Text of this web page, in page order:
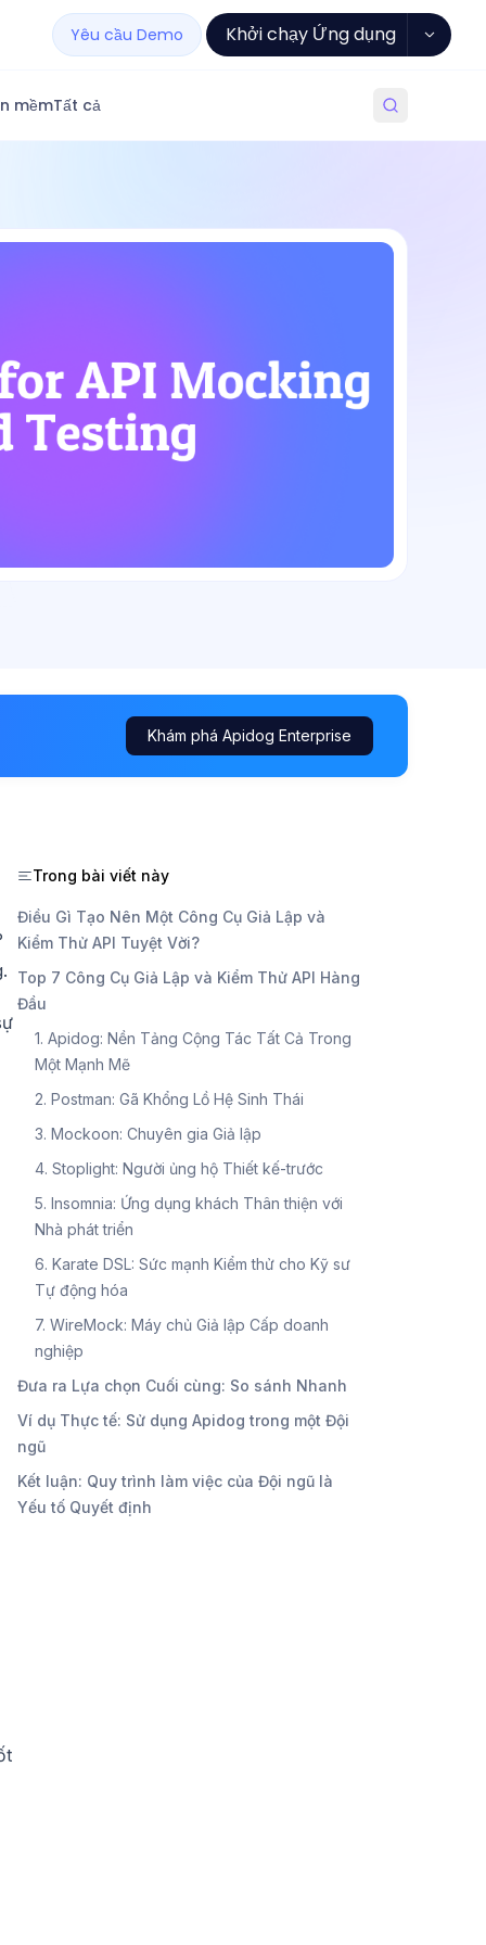
Yêu cầu Demo Khởi chạy Ứng dụng
mềmTất cả
Khám phá Apidog Enterprise
Trong bài viết này
Điều Gì Tạo Nên Một Công Cụ Giả Lập và
Kiểm Thử API Tuyệt Vời?
Top 7 Công Cụ Giả Lập và Kiểm Thử API Hàng
Đầu
1. Apidog: Nền Tảng Cộng Tác Tất Cả Trong
Một Mạnh Mẽ
2. Postman: Gã Khổng Lồ Hệ Sinh Thái
3. Mockoon: Chuyên gia Giả lập
4. Stoplight: Người ủng hộ Thiết kế-trước
5. Insomnia: Ứng dụng khách Thân thiện với
Nhà phát triển
6. Karate DSL: Sức mạnh Kiểm thử cho Kỹ sư
Tự động hóa
7. WireMock: Máy chủ Giả lập Cấp doanh
nghiệp
Đưa ra Lựa chọn Cuối cùng: So sánh Nhanh
Ví dụ Thực tế: Sử dụng Apidog trong một Đội
ngũ
Kết luận: Quy trình làm việc của Đội ngũ là
Yếu tố Quyết định